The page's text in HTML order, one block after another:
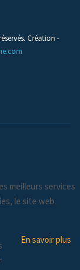
Création -
meilleurs services
le site web
En savoir plus